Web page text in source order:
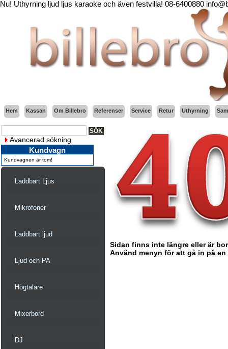
Nu! Uthyrning ljud ljus karaoke och även festvilla! 08-6400880
Hem Kassan Om Billebro Referenser Service Retur Uthyrning
Avancerad sökning
Kundvagn
Kundvagnen är tom!
Laddbart Ljus
Mikrofoner
Laddbart ljud
Ljud och PA
Högtalare
Mixerbord
DJ
Sidan finns inte längre eller är
Använd menyn för att gå in på